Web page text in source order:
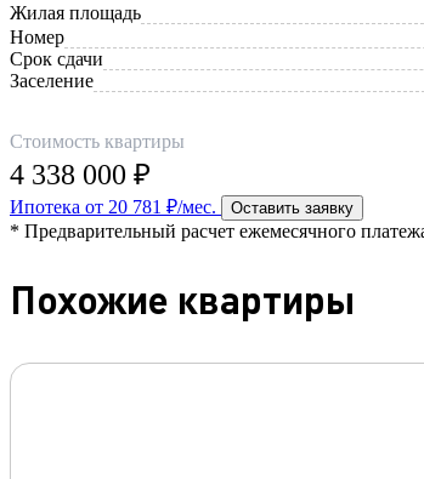
Жилая площадь
Номер
Срок сдачи
Заселение
Стоимость квартиры
4 338 000 ₽
Ипотека от 20 781 ₽/мес. Оставить заявку
* Предварительный расчет ежемесячного
Похожие квартиры